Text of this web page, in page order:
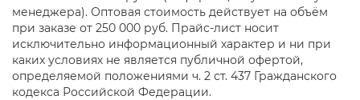
менеджера). Оптовая стоимость действует на объём
при заказе от 250 000 руб. Прайс-лист носит
исключительно информационный характер и ни при
каких условиях не является публичной офертой,
определяемой положениями ч. 2 ст. 437 Гражданского
кодекса Российской Федерации.